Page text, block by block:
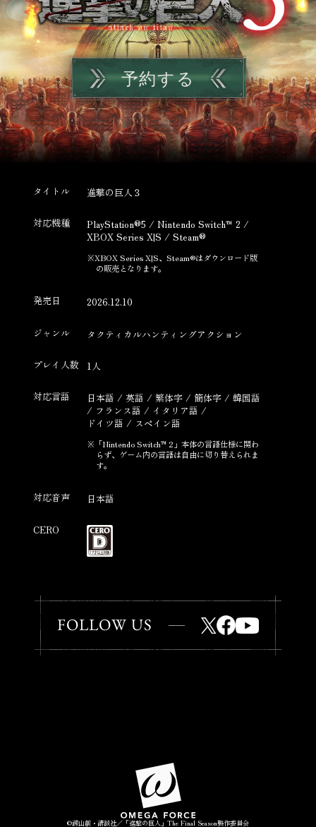
予約する
タイトル 進撃の巨人３
対応機種 PlayStation®5 / Nintendo Switch™ 2 /
XBOX Series X|S / Steam®
XBOX Series X|S、Steam®はダウンロード版
の販売となります。
発売日 2026.12.10
ジャンル タクティカルハンティングアクション
プレイ人数 1人
対応言語
日本語 / 英語 / 繁体字 / 簡体字 / 韓国語
/ フランス語 / イタリア語 /
ドイツ語 / スペイン語
「Nintendo Switch™ 2」本体の言語仕様に関わ
らず、ゲーム内の言語は自由に切り替えられま
す。
対応音声 日本語
CERO
FOLLOW US
©諫山創・講談社／「進撃の巨人」The Final Season製作委員会